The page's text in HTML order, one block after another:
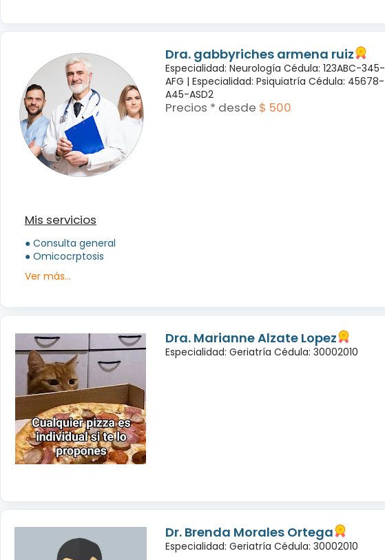
Dra. gabbyriches armena ruiz
Especialidad: Neurología Cédula: 123ABC-345-
AFG | Especialidad: Psiquiatría Cédula: 45678-
A45-ASD2
Precios * desde $ 500
Mis servicios
● Consulta general
● Omicocrptosis
Ver más...
Dra. Marianne Alzate Lopez
Especialidad: Geriatría Cédula: 30002010
Dr. Brenda Morales Ortega
Especialidad: Geriatría Cédula: 30002010